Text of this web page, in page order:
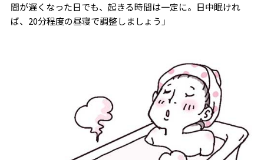
間が遅くなった日でも、起きる時間は一定に。日中眠けれ
ば、20分程度の昼寝で調整しましょう」